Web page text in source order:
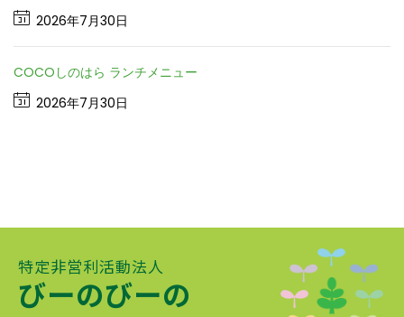
2026年7月30日
COCOしのはら ランチメニュー
2026年7月30日
特定非営利活動法人
びーのびーの